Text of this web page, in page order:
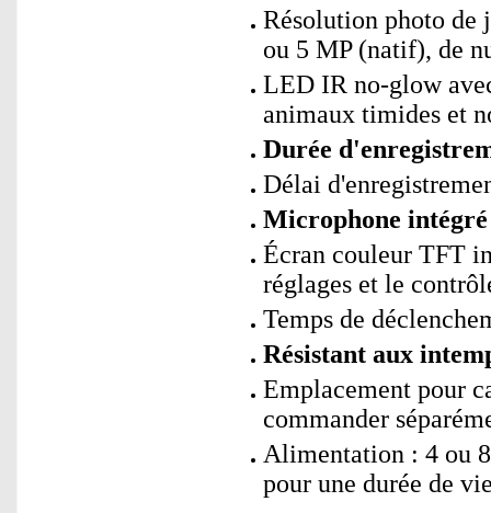
Résolution photo de
ou 5 MP (natif), de
LED IR no-glow
animaux timides et
Durée
Délai
Microphone
Écran couleur TFT
réglages et le
Temps de
Résistant aux
Emplacement pour
commander
Alimentation : 4 ou
pour une durée de